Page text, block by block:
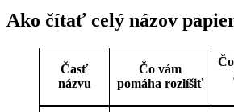
Ako čítať celý názov
Časť
názvu
Čo vám
pomáha rozlíšiť